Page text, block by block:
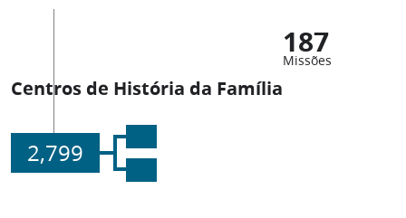
187
Missões
Centros de História da Família
2,799